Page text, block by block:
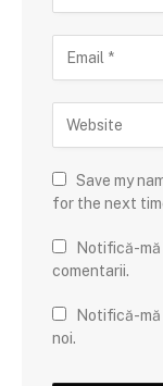
Save my
for the next
Notifică-
comentarii.
Notifică-
noi.